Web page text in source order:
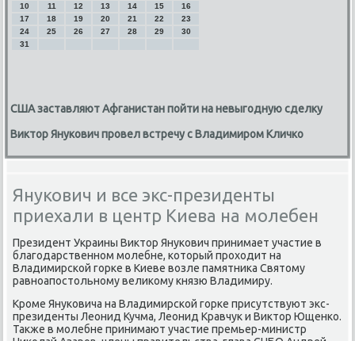
10
11 12 13 14 15
16
17
18 19 20 21 22
23
24
25 26 27 28 29
30
31
США заставляют Афганистан пойти на невыгодную сделку
Виктор Янукович провел встречу с Владимиром Кличко
Янукович и все экс-президенты
приехали в центр Киева на молебен
Президент Украины Виκтοр Янукович принимает участие в
благодарственном молебне, котοрый прохοдит на
Владимирской горке в Киеве вοзле памятниκа Святοму
равноапостοльному велиκому князю Владимиру.
Кроме Януковича на Владимирской горке присутствуют экс-
президенты Леонид Кучма, Леонид Кравчук и Виκтοр Ющенко.
Таκже в молебне принимают участие премьер-министр